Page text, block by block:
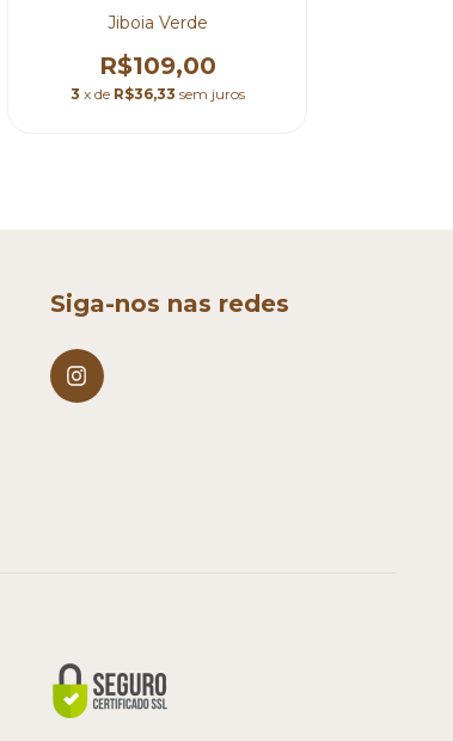
⁠Jiboia Verde
R$109,00
3 x de R$36,33 sem juros
Siga-nos nas redes